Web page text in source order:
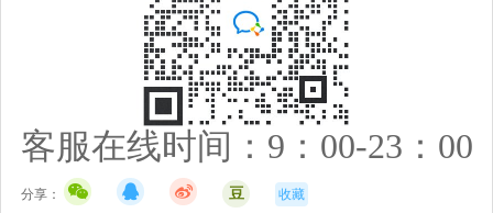
客服在线时间：9：00-23：00
分享： 豆 收藏